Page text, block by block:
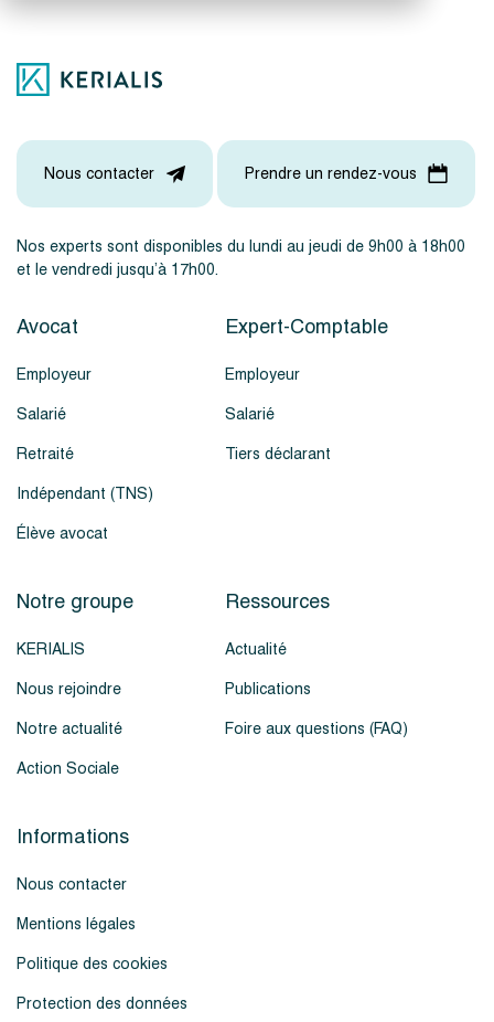
Nos experts sont disponibles du lundi au jeudi de 9h00 à 18h00
et le vendredi jusqu’à 17h00.
Nous contacter Prendre un rendez-vous
Avocat
Employeur
Salarié
Retraité
Indépendant (TNS)
Élève avocat
Expert-Comptable
Employeur
Salarié
Tiers déclarant
Notre groupe
KERIALIS
Nous rejoindre
Notre actualité
Action Sociale
Ressources
Actualité
Publications
Foire aux questions (FAQ)
Informations
Nous contacter
Mentions légales
Politique des cookies
Protection des données